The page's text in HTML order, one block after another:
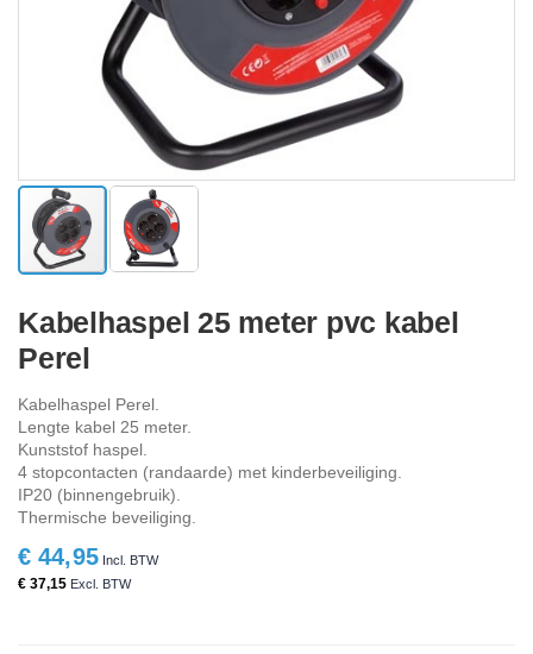
naar
het
begin
de
afbeeldingen-
gallerij
Kabelhaspel 25 meter pvc kabel
Perel
Kabelhaspel Perel.
Lengte kabel 25 meter.
Kunststof haspel.
4 stopcontacten (randaarde) met kinderbeveiliging.
IP20 (binnengebruik).
Thermische beveiliging.
€ 44,95
€ 37,15